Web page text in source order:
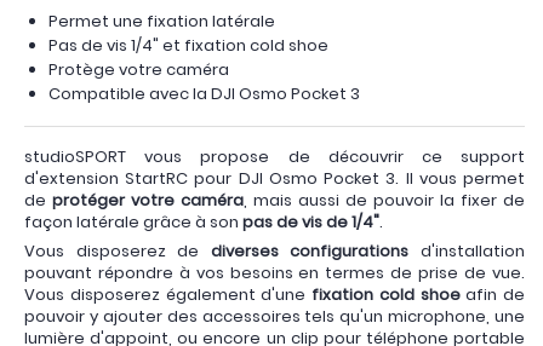
Permet une fixation latérale
Pas de vis 1/4" et fixation cold shoe
Protège votre caméra
Compatible avec la DJI Osmo Pocket 3
studioSPORT vous propose de découvrir ce support
d'extension StartRC pour DJI Osmo Pocket 3. Il vous permet
de protéger votre caméra , mais aussi de pouvoir la fixer de
façon latérale grâce à son pas de vis de 1/4".
Vous disposerez de diverses configurations d'installation
pouvant répondre à vos besoins en termes de prise de vue.
Vous disposerez également d'une fixation cold shoeafin de
pouvoir y ajouter des accessoires tels qu'un microphone, une
lumière d'appoint, ou encore un clip pour téléphone portable